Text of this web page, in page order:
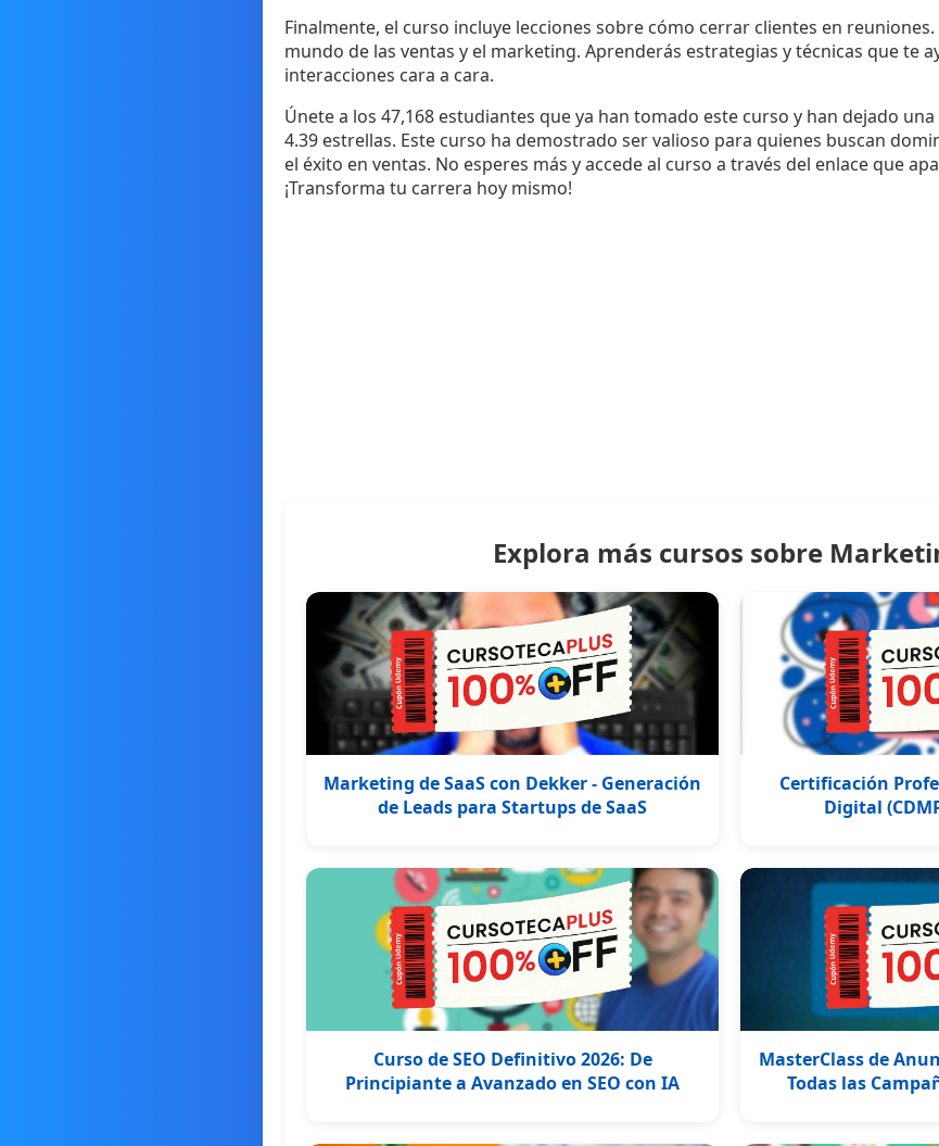
Finalmente, el curso incluye lecciones sobre cómo cerrar clientes en reuniones.
mundo de las ventas y el marketing. Aprenderás estrategias y técnicas que te
interacciones cara a cara.
Únete a los 47,168 estudiantes que ya han tomado este curso y han dejado
4.39 estrellas. Este curso ha demostrado ser valioso para quienes buscan
el éxito en ventas. No esperes más y accede al curso a través del enlace que
¡Transforma tu carrera hoy mismo!
Explora más cursos sobre
Marketing de SaaS con Dekker - Generación
de Leads para Startups de SaaS
Certificación
Digital
Curso de SEO Definitivo 2026: De
Principiante a Avanzado en SEO con IA
MasterClass de
Todas las